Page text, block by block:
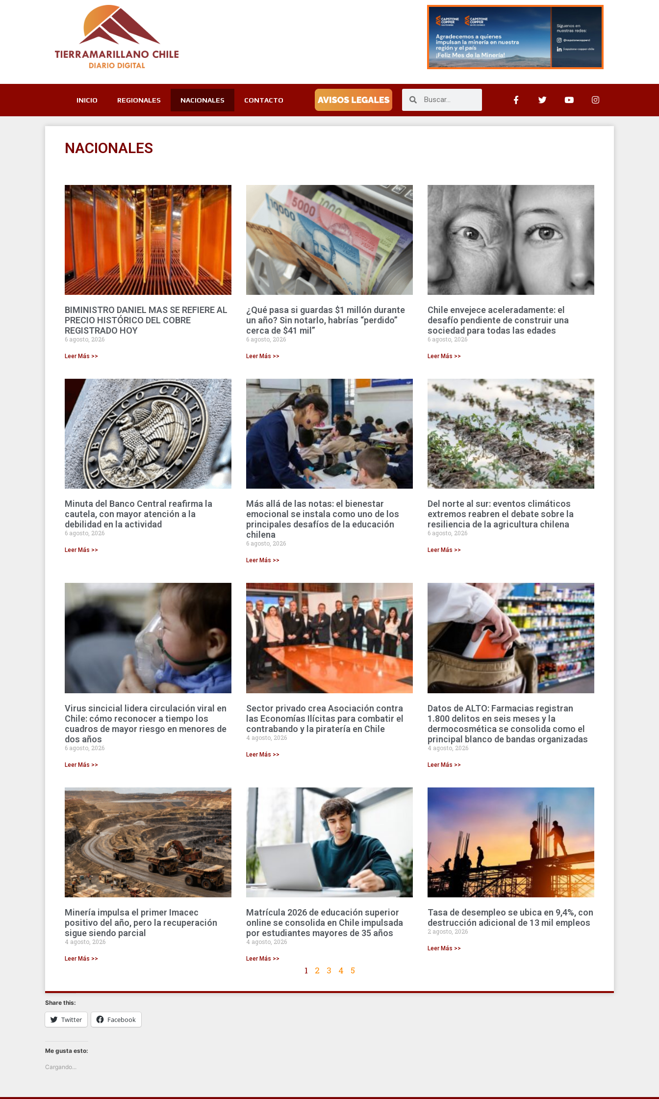
INICIO REGIONALES NACIONALES CONTACTO
NACIONALES
BIMINISTRO DANIEL MAS SE REFIERE AL
PRECIO HISTÓRICO DEL COBRE
REGISTRADO HOY
6 agosto, 2026
Leer Más >>
¿Qué pasa si guardas $1 millón durante
un año? Sin notarlo, habrías “perdido”
cerca de $41 mil”
6 agosto, 2026
Leer Más >>
Chile envejece aceleradamente: el
desafío pendiente de construir una
sociedad para todas las edades
6 agosto, 2026
Leer Más >>
Minuta del Banco Central reafirma la
cautela, con mayor atención a la
debilidad en la actividad
6 agosto, 2026
Leer Más >>
Más allá de las notas: el bienestar
emocional se instala como uno de los
principales desafíos de la educación
chilena
6 agosto, 2026
Leer Más >>
Del norte al sur: eventos climáticos
extremos reabren el debate sobre la
resiliencia de la agricultura chilena
6 agosto, 2026
Leer Más >>
Virus sincicial lidera circulación viral en
Chile: cómo reconocer a tiempo los
cuadros de mayor riesgo en menores de
dos años
6 agosto, 2026
Leer Más >>
Sector privado crea Asociación contra
las Economías Ilícitas para combatir el
contrabando y la piratería en Chile
4 agosto, 2026
Leer Más >>
Datos de ALTO: Farmacias registran
1.800 delitos en seis meses y la
dermocosmética se consolida como el
principal blanco de bandas organizadas
4 agosto, 2026
Leer Más >>
Minería impulsa el primer Imacec
positivo del año, pero la recuperación
sigue siendo parcial
4 agosto, 2026
Leer Más >>
Matrícula 2026 de educación superior
online se consolida en Chile impulsada
por estudiantes mayores de 35 años
4 agosto, 2026
Leer Más >>
Tasa de desempleo se ubica en 9,4%, con
destrucción adicional de 13 mil empleos
2 agosto, 2026
Leer Más >>
1 2 3 4 5
Share this:
Twitter Facebook
Me gusta esto:
Cargando...